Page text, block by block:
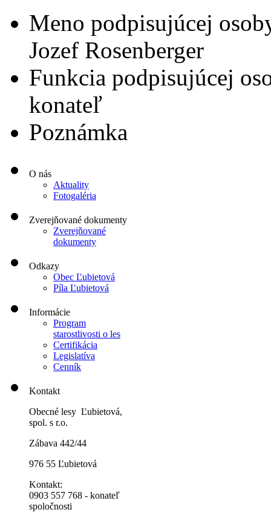
Meno podpisujúcej
Jozef Rosenberger
Funkcia podpisujúcej
konateľ
Poznámka
O nás
Aktuality
Fotogaléria
Zverejňované dokumenty
Zverejňované
dokumenty
Odkazy
Obec Ľubietová
Píla Ľubietová
Informácie
Program
starostlivosti o les
Certifikácia
Legislatíva
Cenník
Kontakt
Obecné lesy Ľubietová,
spol. s r.o.
Zábava 442/44
976 55 Ľubietová
Kontakt:
0903 557 768 - konateľ
spoločnosti